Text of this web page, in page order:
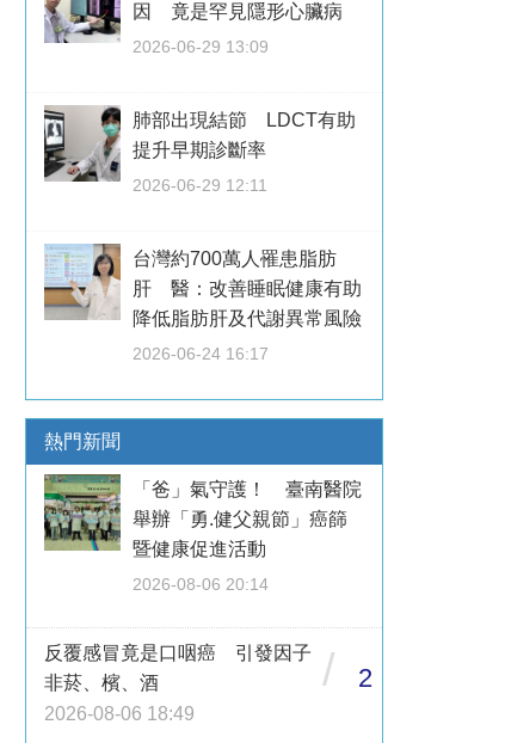
因 竟是罕見隱形心臟病
2026-06-29 13:09
肺部出現結節 LDCT有助
提升早期診斷率
2026-06-29 12:11
台灣約700萬人罹患脂肪
肝 醫：改善睡眠健康有助
降低脂肪肝及代謝異常風險
2026-06-24 16:17
熱門新聞
「爸」氣守護！ 臺南醫院
舉辦「勇.健父親節」癌篩
暨健康促進活動
2026-08-06 20:14
反覆感冒竟是口咽癌 引發因子
非菸、檳、酒
2026-08-06 18:49
/ 2